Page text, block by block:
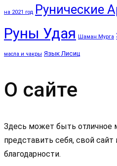
на 2021 год Рунические
Руны Удая Шаман Мурга
масла и чакры Язык Лисиц
О сайте
Здесь может быть отличное
представить себя, свой
благодарности.